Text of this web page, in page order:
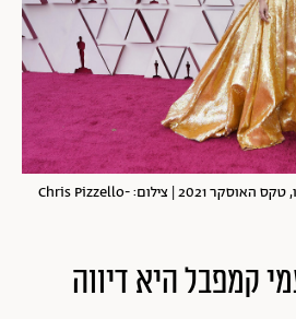
קארי מאליגן בשמלה של ולנטינו, טקס האוסקר 2021 | צילום: Chris Pizzello-
קמפבל היא דיווה